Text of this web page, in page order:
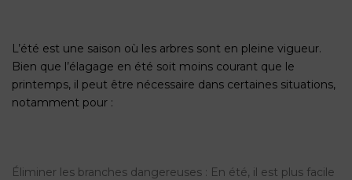
L’été est une saison où les arbres sont en pleine vigueur.
Bien que l’élagage en été soit moins courant que le
printemps, il peut être nécessaire dans certaines situations,
notamment pour :
Éliminer les branches dangereuses : En été, il est plus facile